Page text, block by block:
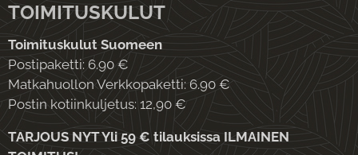
TOIMITUSKULUT
Toimituskulut Suomeen
Postipaketti: 6.90 €
Matkahuollon Verkkopaketti: 6.90 €
Postin kotiinkuljetus: 12,90 €
TARJOUS NYT Yli 59 € tilauksissa ILMAINEN